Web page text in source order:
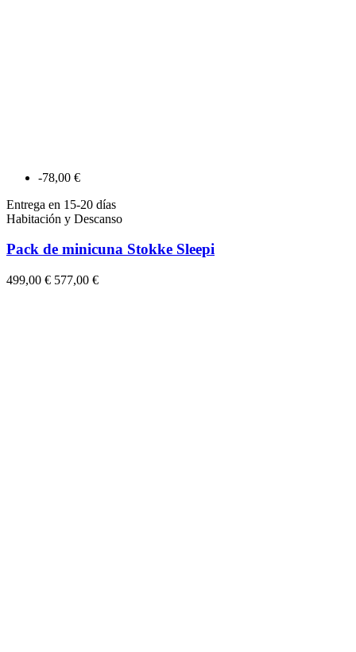
-78,00 €
Entrega en 15-20 días
Habitación y Descanso
Pack de minicuna Stokke Sleepi
499,00 € 577,00 €